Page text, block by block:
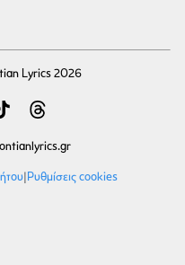
Lyrics 2026
| Ρυθμίσεις cookies